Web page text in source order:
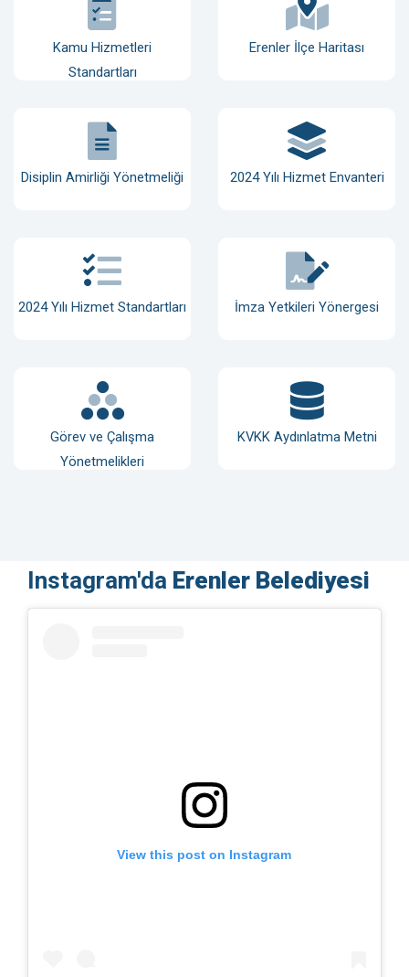
Kamu Hizmetleri
Standartları
Erenler İlçe Haritası
Disiplin Amirliği Yönetmeliği 2024 Yılı Hizmet Envanteri
2024 Yılı Hizmet Standartları İmza Yetkileri Yönergesi
Görev ve Çalışma
Yönetmelikleri
KVKK Aydınlatma Metni
Instagram'da Erenler Belediyesi
View this post on Instagram